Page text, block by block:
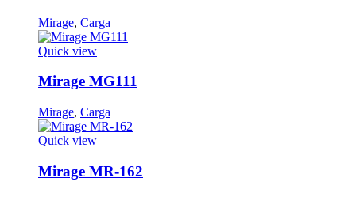
Mirage, Carga
Quick view
Mirage MG111
Mirage, Carga
Quick view
Mirage MR-162